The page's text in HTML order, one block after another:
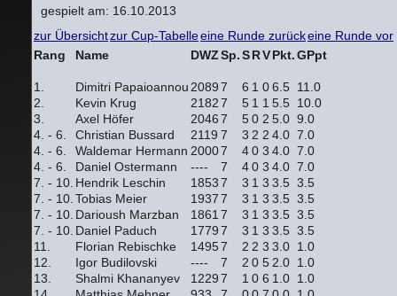
gespielt am: 16.10.2013
zur Übersichtzur Cup-Tabelleeine Runde zurückeine Runde vor
Rang
Name DWZSp.SRVPkt.GPpt
1. Dimitri Papaioannou 20897 6 1 06.5 11.0
2.
Kevin Krug 21827 5 1 1 5.5 10.0
3.
Axel Höfer 20467 50 2 5.0 9.0
4. - 6.
Christian Bussard 2119 7 3 2 2 4.0 7.0
4. - 6.
Waldemar Hermann 20007 40 3 4.0 7.0
4. - 6.
Daniel Ostermann ---- 7 40 3 4.0 7.0
7. - 10. Hendrik Leschin 18537 3 1 3 3.5 3.5
7. - 10. Tobias Meier 19377 3 1 3 3.5 3.5
7. - 10. Darioush Marzban 1861 7 3 1 3 3.5 3.5
7. - 10. Daniel Paduch 17797 3 1 3 3.5 3.5
11.
Florian Rebischke 14957 2 2 3 3.0 1.0
12.
Igor Budilovski ---- 7 2 0 5 2.0 1.0
13.
Shalmi Khananyev 12297 1 0 6 1.0 1.0